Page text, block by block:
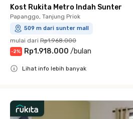
Kost Rukita Metro Indah Sunter
Papanggo, Tanjung Priok
509 m dari sunter mall
mulai dari Rp1.968.000
-2% Rp1.918.000 /bulan
Lihat info lebih banyak